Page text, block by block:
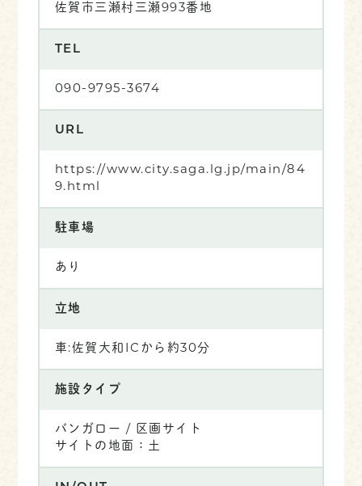
佐賀市三瀬村三瀬993番地
TEL
090-9795-3674
URL
https://www.city.saga.lg.jp/main/84
9.html
駐車場
あり
立地
車:佐賀大和ICから約30分
施設タイプ
バンガロー / 区画サイト
サイトの地面：土